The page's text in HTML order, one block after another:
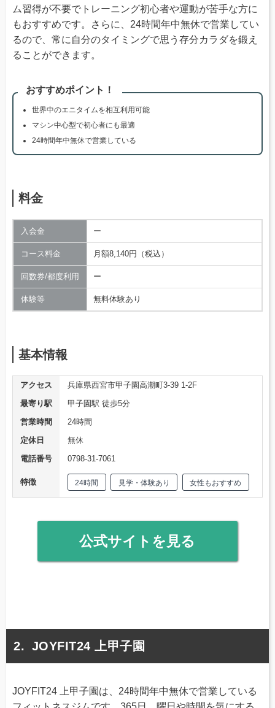
ム習得が不要でトレーニング初心者や運動が苦手な方に
もおすすめです。さらに、24時間年中無休で営業してい
るので、常に自分のタイミングで思う存分カラダを鍛え
ることができます。
おすすめポイント！
世界中のエニタイムを相互利用可能
マシン中心型で初心者にも最適
24時間年中無休で営業している
料金
入会金 ー
コース料金 月額8,140円（税込）
回数券/都度利用 ー
体験等 無料体験あり
基本情報
アクセス
兵庫県西宮市甲子園高潮町3-39 1-2F
最寄り駅
甲子園駅 徒歩5分
営業時間
24時間
定休日
無休
電話番号
0798-31-7061
特徴 24時間 見学・体験あり 女性もおすすめ
公式サイトを見る
JOYFIT24 上甲子園
JOYFIT24 上甲子園は、24時間年中無休で営業している